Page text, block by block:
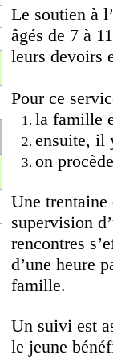
Le soutien à
âgés de 7 à
leurs devoirs
Pour ce
la famille
ensuite, il
on
Une trentaine
supervision
rencontres
d’une heure
famille.
Un suivi est
le jeune